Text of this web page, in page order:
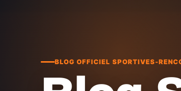
BLOG OFFICIEL SPORTIVES-